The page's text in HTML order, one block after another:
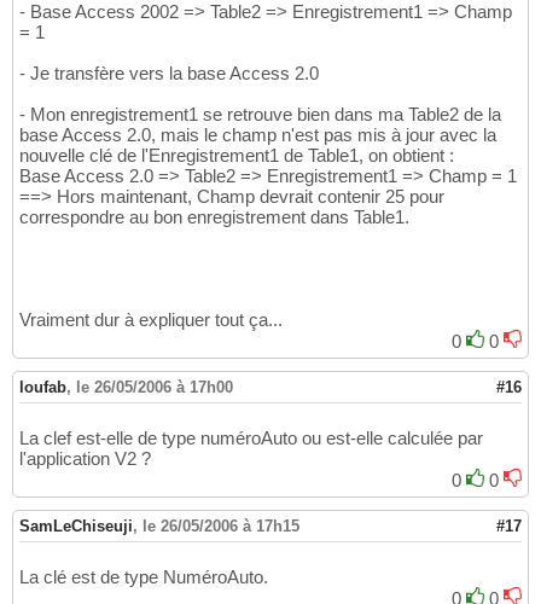
- Base Access 2002 => Table2 => Enregistrement1 => Champ
= 1
- Je transfère vers la base Access 2.0
- Mon enregistrement1 se retrouve bien dans ma Table2 de la
base Access 2.0, mais le champ n'est pas mis à jour avec la
nouvelle clé de l'Enregistrement1 de Table1, on obtient :
Base Access 2.0 => Table2 => Enregistrement1 => Champ = 1
==> Hors maintenant, Champ devrait contenir 25 pour
correspondre au bon enregistrement dans Table1.
Vraiment dur à expliquer tout ça...
0
0
loufab, le 26/05/2006 à 17h00 #16
La clef est-elle de type numéroAuto ou est-elle calculée par
l'application V2 ?
0
0
SamLeChiseuji, le 26/05/2006 à 17h15 #17
La clé est de type NuméroAuto.
0
0